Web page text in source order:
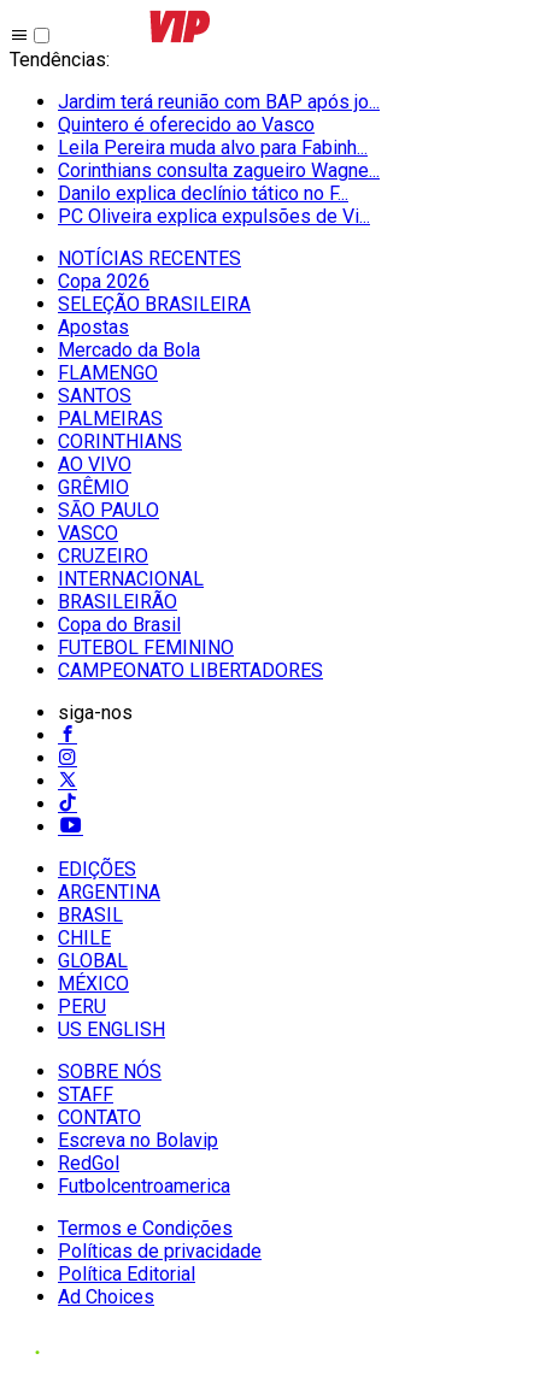
Tendências:
Jardim terá reunião com BAP após jo...
Quintero é oferecido ao Vasco
Leila Pereira muda alvo para Fabinh...
Corinthians consulta zagueiro Wagne...
Danilo explica declínio tático no F...
PC Oliveira explica expulsões de Vi...
NOTÍCIAS RECENTES
Copa 2026
SELEÇÃO BRASILEIRA
Apostas
Mercado da Bola
FLAMENGO
SANTOS
PALMEIRAS
CORINTHIANS
AO VIVO
GRÊMIO
SĀO PAULO
VASCO
CRUZEIRO
INTERNACIONAL
BRASILEIRÃO
Copa do Brasil
FUTEBOL FEMININO
CAMPEONATO LIBERTADORES
siga-nos
EDIÇÕES
ARGENTINA
BRASIL
CHILE
GLOBAL
MÉXICO
PERU
US ENGLISH
SOBRE NÓS
STAFF
CONTATO
Escreva no Bolavip
RedGol
Futbolcentroamerica
Termos e Condições
Políticas de privacidade
Política Editorial
Ad Choices